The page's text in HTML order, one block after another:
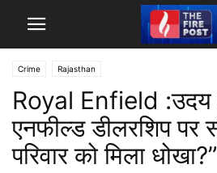
Crime Rajasthan
Royal Enfield :उदय
एनफील्ड डीलरशिप पर
परिवार को मिला धोखा?”